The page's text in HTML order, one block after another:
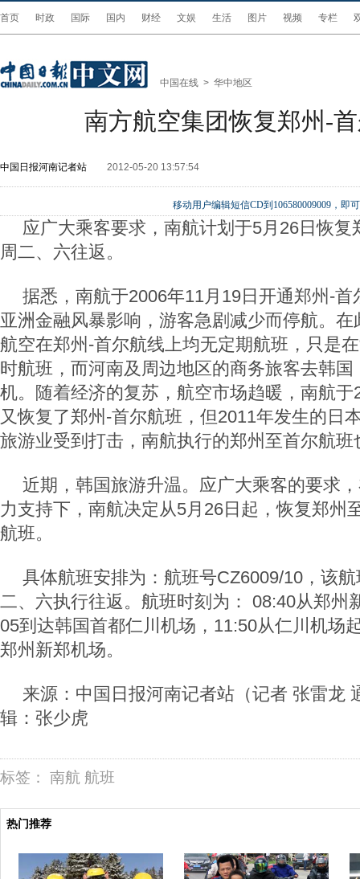
首页 时政 国际 国内 财经 文娱 生活 图片 视频 专栏
中国在线 > 华中地区
南方航空集团恢复郑州-
中国日报河南记者站 2012-05-20 13:57:54
移动用户编辑短信CD到106580009009，即
应广大乘客要求，南航计划于5月26日恢复
周二、六往返。
据悉，南航于2006年11月19日开通郑州-首
亚洲金融风暴影响，游客急剧减少而停航。
航空在郑州-首尔航线上均无定期航班，只是
时航班，而河南及周边地区的商务旅客去韩
机。随着经济的复苏，航空市场趋暖，南航于
又恢复了郑州-首尔航班，但2011年发生的日
旅游业受到打击，南航执行的郑州至首尔航班
近期，韩国旅游升温。应广大乘客的要求
力支持下，南航决定从5月26日起，恢复郑州
航班。
具体航班安排为：航班号CZ6009/10，该
二、六执行往返。航班时刻为： 08:40从郑州
05到达韩国首都仁川机场，11:50从仁川机场
郑州新郑机场。
来源：中国日报河南记者站（记者 张雷龙
辑：张少虎
标签： 南航 航班
热门推荐